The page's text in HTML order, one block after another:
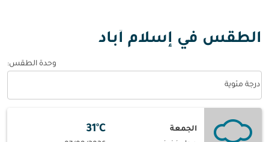
الطقس في إسلام أباد
وحدة الطقس:
درجة مئوية
الجمعة
31°C